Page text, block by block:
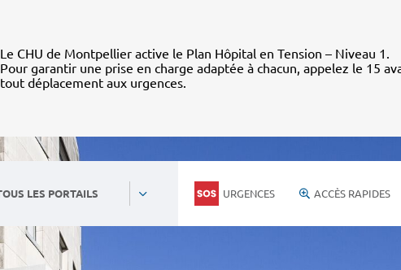
Le CHU de Montpellier active le Plan Hôpital en Tension – Niveau 1.
Pour garantir une prise en charge adaptée à chacun, appelez le 15
tout déplacement aux urgences.
LES PORTAILS URGENCES ACCÈS RAPIDES